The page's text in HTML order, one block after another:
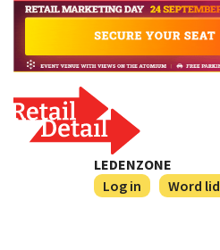
LEDENZONE
Log in
Word lid